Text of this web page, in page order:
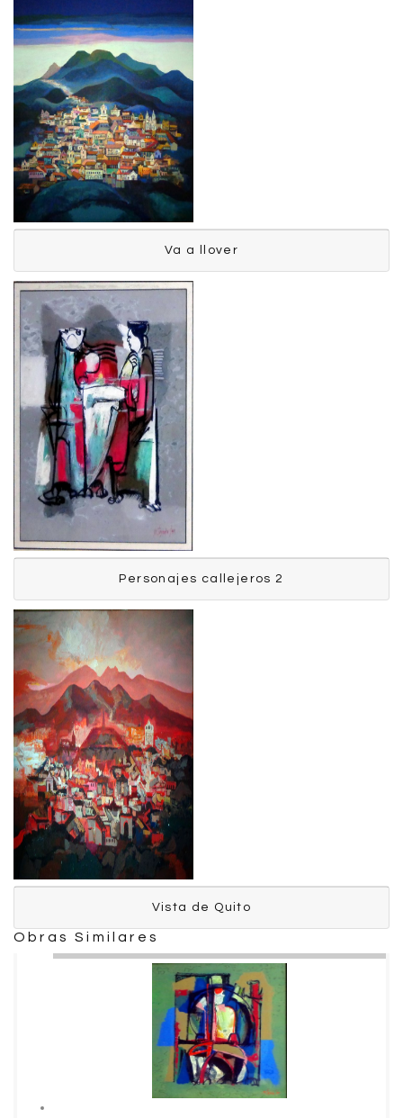
Tejada Marcelo
Va a llover
Tejada Marcelo
Personajes callejeros 2
Tejada Marcelo
Vista de Quito
Obras Similares